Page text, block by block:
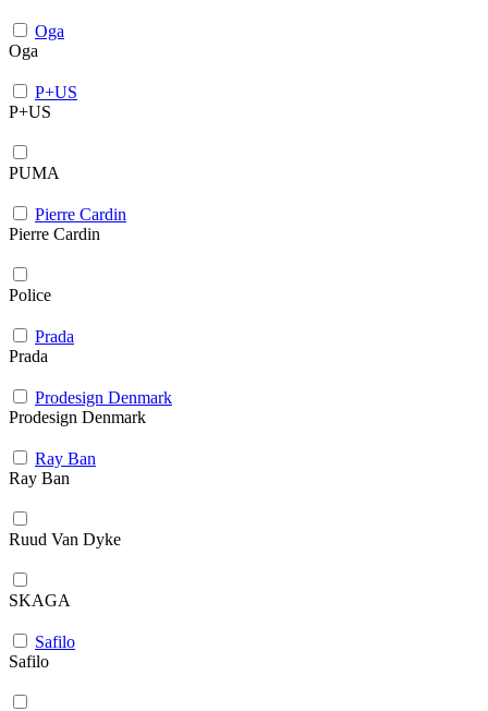
Oga
Oga
P+US
P+US
PUMA
Pierre Cardin
Pierre Cardin
Police
Prada
Prada
Prodesign Denmark
Prodesign Denmark
Ray Ban
Ray Ban
Ruud Van Dyke
SKAGA
Safilo
Safilo